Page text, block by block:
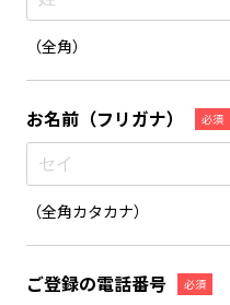
（全角）
お名前 （フリガナ） 必須
（全角カタカナ）
ご登録の電話番号 必須